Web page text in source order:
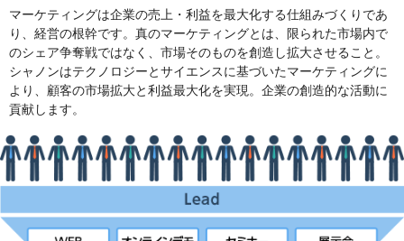
マーケティングは企業の売上・利益を最大化する仕組みづくりであ
り、経営の根幹です。真のマーケティングとは、限られた市場内で
のシェア争奪戦ではなく、市場そのものを創造し拡大させること。
シャノンはテクノロジーとサイエンスに基づいたマーケティングに
より、顧客の市場拡大と利益最大化を実現。企業の創造的な活動に
貢献します。